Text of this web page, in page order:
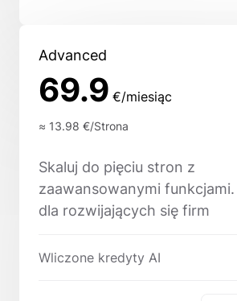
Advanced
69.9 €/miesiąc
≈ 13.98 €/Strona
Skaluj do pięciu stron z
zaawansowanymi
dla rozwijających się firm
Wliczone kredyty AI